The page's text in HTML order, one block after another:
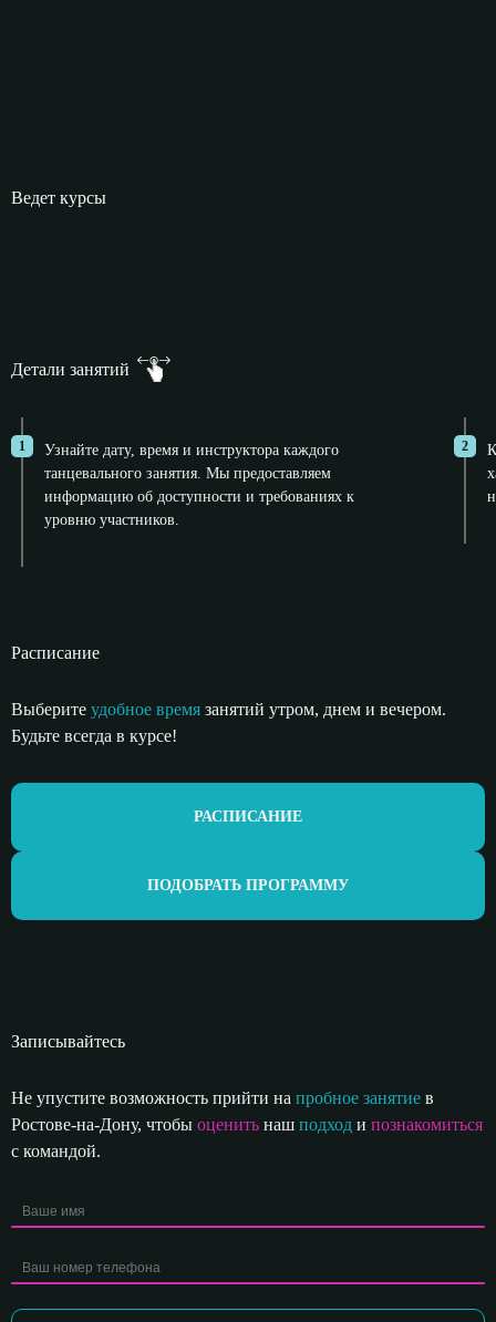
Ведет курсы
Детали занятий
1
Узнайте дату, время и инструктора каждого
танцевального занятия. Мы предоставляем
информацию об доступности и требованиях к
уровню участников.
2
Расписание
Выберите удобное время занятий утром, днем и вечером.
Будьте всегда в курсе!
РАСПИСАНИЕ
ПОДОБРАТЬ ПРОГРАММУ
Записывайтесь
Не упустите возможность прийти на пробное занятие в
Ростове-на-Дону, чтобы оценить наш подход и познакомиться
с командой.